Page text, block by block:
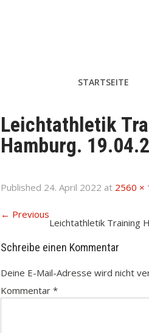
STARTSEITE
Leichtathletik
Hamburg.
Published 24. April 2022 at 2560 ×
← Previous
Leichtathletik Training
Schreibe einen Kommentar
Deine E-Mail-Adresse wird nicht
Kommentar *